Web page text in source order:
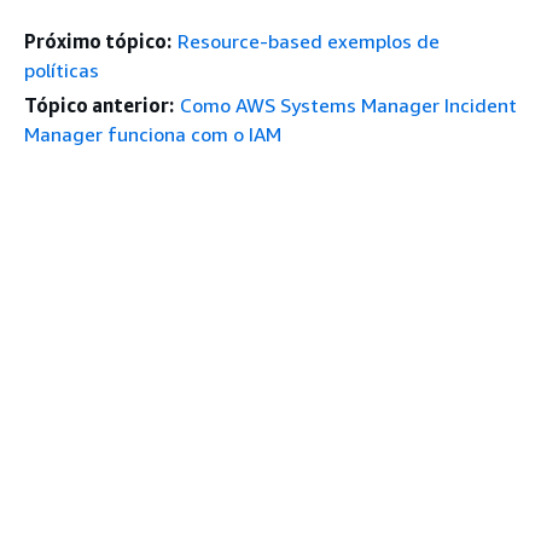
Próximo tópico: Resource-based exemplos de
políticas
Tópico anterior: Como AWS Systems Manager Incident
Manager funciona com o IAM